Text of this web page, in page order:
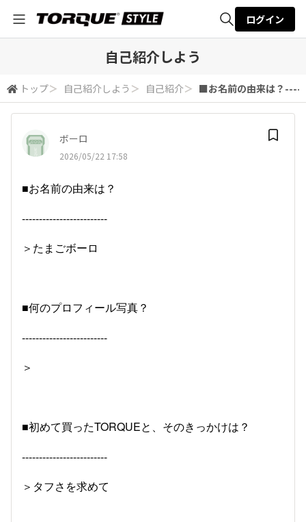
検索
ログイン
自己紹介しよう
トップ＞ 自己紹介しよう ＞ 自己紹介＞ ■お名前の由来は？
ボーロ
2026/05/22 17:58
■お名前の由来は？
-------------------------
＞たまごボーロ
■何のプロフィール写真？
-------------------------
＞
■初めて買ったTORQUEと、そのきっかけは？
-------------------------
＞タフさを求めて